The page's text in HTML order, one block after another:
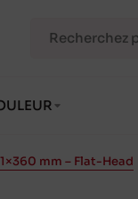
mm – Flat-Head